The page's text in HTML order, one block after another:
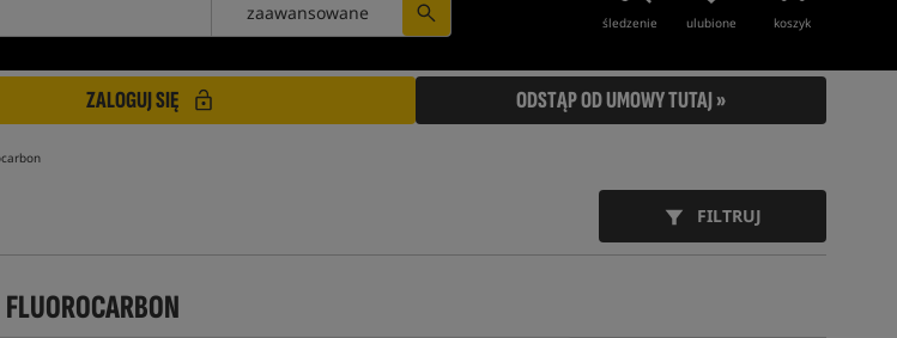
śledzenie ulubione koszyk
zaawansowane
ZALOGUJ SIĘ ODSTĄP OD UMOWY TUTAJ »
FILTRUJ
FLUOROCARBON